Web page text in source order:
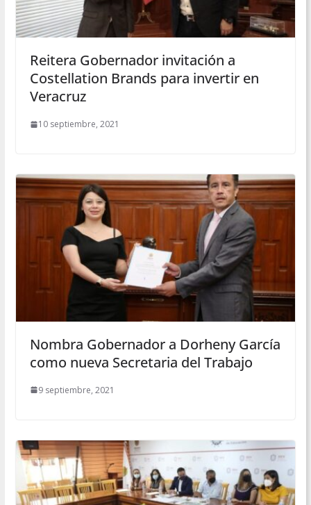
Reitera Gobernador invitación a
Costellation Brands para invertir en
Veracruz
10 septiembre, 2021
Nombra Gobernador a Dorheny García
como nueva Secretaria del Trabajo
9 septiembre, 2021